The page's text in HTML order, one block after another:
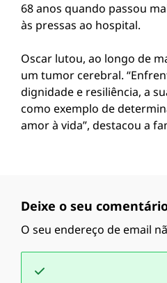
68 anos quando passou
às pressas ao hospital.
Oscar lutou, ao longo de
um tumor cerebral.
dignidade e resiliência, a
como exemplo de
amor à vida”, destacou a
Deixe o seu
O seu endereço de email